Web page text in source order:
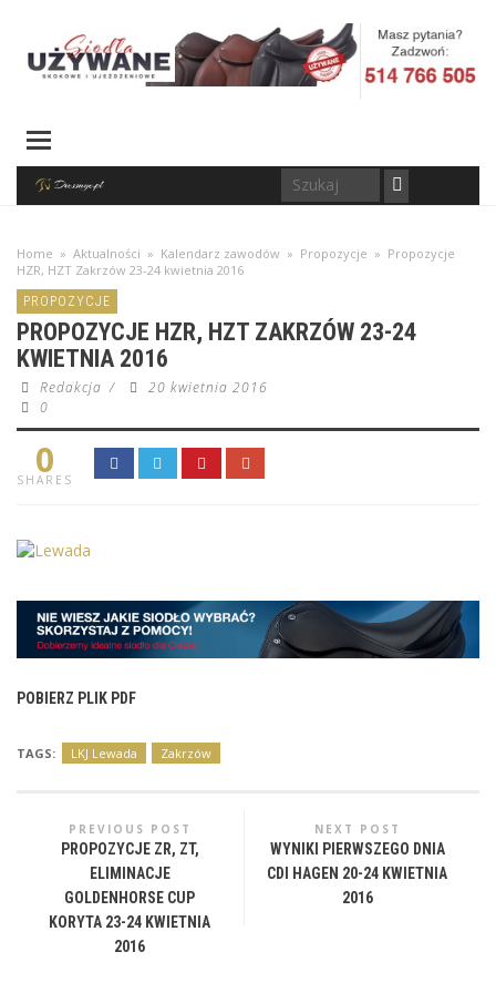
Home » Aktualności » Kalendarz zawodów » Propozycje » Propozycje
HZR, HZT Zakrzów 23-24 kwietnia 2016
PROPOZYCJE
PROPOZYCJE HZR, HZT ZAKRZÓW 23-24
KWIETNIA 2016
Redakcja /
20 kwietnia 2016
0
0
SHARES
POBIERZ PLIK PDF
TAGS: LKJ Lewada Zakrzów
PREVIOUS POST
PROPOZYCJE ZR, ZT,
ELIMINACJE
GOLDENHORSE CUP
KORYTA 23-24 KWIETNIA
2016
NEXT POST
WYNIKI PIERWSZEGO DNIA
CDI HAGEN 20-24 KWIETNIA
2016